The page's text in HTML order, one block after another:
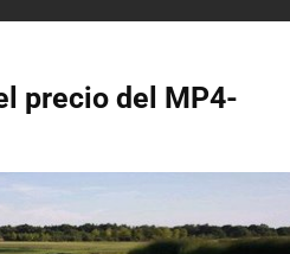
precio del MP4-